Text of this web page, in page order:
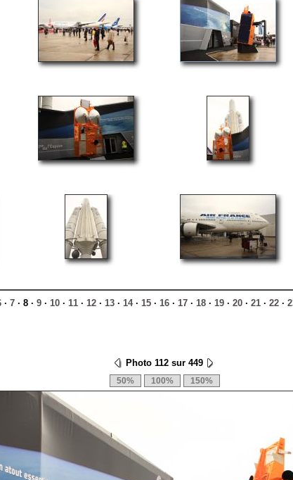
· 7 · 8 · 9 · 10 · 11 · 12 · 13 · 14· 15 · 16 · 17 · 18 · 19 · 20 · 21 · 22 ·
Photo 112 sur 449